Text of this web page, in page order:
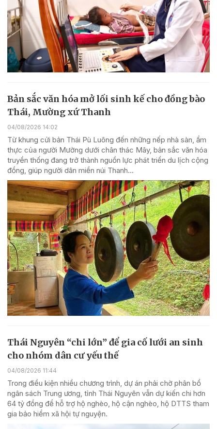
Bản sắc văn hóa mở lối sinh kế cho đồng bào
Thái, Mường xứ Thanh
04/08/2026 14:02
Từ khung cửi bản Thái Pù Luông đến những nếp nhà sàn, ẩm
thực của người Mường dưới chân thác Mây, bản sắc văn hóa
truyền thống đang trở thành nguồn lực phát triển du lịch cộng
đồng, giúp người dân miền núi Thanh...
Thái Nguyên “chi lớn” để gia cố lưới an sinh
cho nhóm dân cư yếu thế
04/08/2026 11:44
Trong điều kiện nhiều chương trình, dự án phải chờ phân bổ
ngân sách Trung ương, tỉnh Thái Nguyên vẫn dự kiến chi hơn
64 tỷ đồng để hỗ trợ hộ nghèo, hộ cận nghèo, hộ DTTS tham
gia bảo hiểm xã hội tự nguyện.